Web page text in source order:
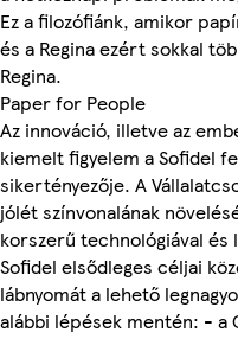
Ez a filozófiánk, amikor
és a Regina ezért sokkal
Regina.
Paper for People
Az innováció, illetve az
kiemelt figyelem a Sofidel
sikertényezője. A
jólét színvonalának
korszerű technológiával
Sofidel elsődleges céljai
lábnyomát a lehető
alábbi lépések mentén: - a